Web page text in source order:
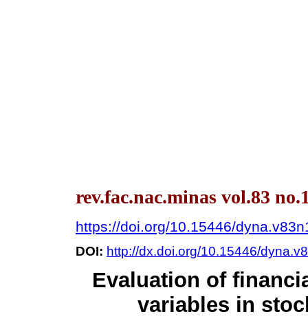
rev.fac.nac.minas vol.83
https://doi.org/10.15446/
DOI: http://dx.doi.org/10.15446/
Evaluation of
variables in